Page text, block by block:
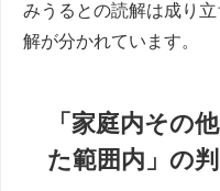
みうるとの読解は成り
解が分かれています。
「家庭内その
た範囲内」の